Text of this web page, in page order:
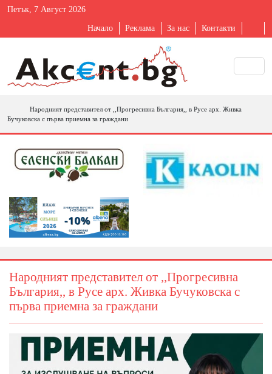
Петък, 7 Август 2026
Начало Реклама За нас Контакти
Народният представител от ,,Прогресивна България,, в Русе арх. Живка
Бучуковска с първа приемна за граждани
Народният представител от ,,Прогресивна
България,, в Русе арх. Живка Бучуковска с
първа приемна за граждани